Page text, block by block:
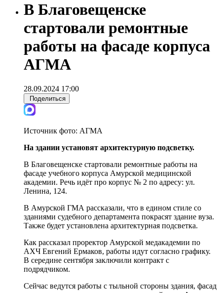
В Благовещенске
стартовали ремонтные
работы на фасаде корпуса
АГМА
28.09.2024 17:00
Поделиться
Источник фото: АГМА
На здании установят архитектурную подсветку.
В Благовещенске стартовали ремонтные работы на
фасаде учебного корпуса Амурской медицинской
академии. Речь идёт про корпус № 2 по адресу: ул.
Ленина, 124.
В Амурской ГМА рассказали, что в едином стиле со
зданиями судебного департамента покрасят здание вуза.
Также будет установлена архитектурная подсветка.
Как рассказал проректор Амурской медакадемии по
АХЧ Евгений Ермаков, работы идут согласно графику.
В середине сентября заключили контракт с
подрядчиком.
Сейчас ведутся работы с тыльной стороны здания, фасад